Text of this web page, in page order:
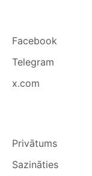
Facebook
Telegram
x.com
Privātums
Sazināties